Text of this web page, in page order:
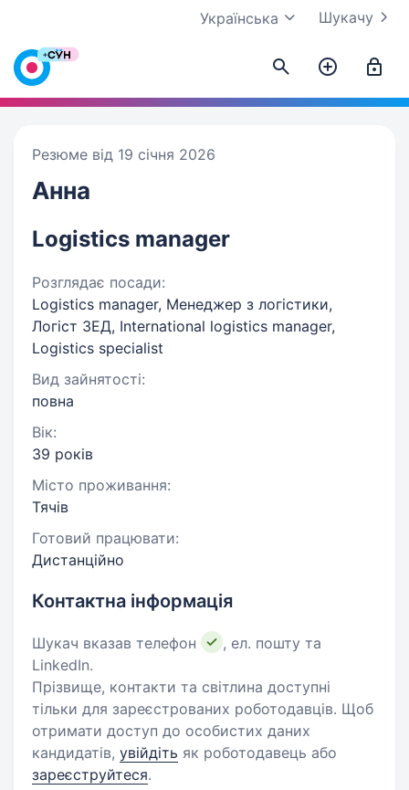
Шукачу
Українська
Резюме від 19 січня 2026
Анна
Logistics manager
Розглядає посади:
Logistics manager, Менеджер з логістики,
Логіст ЗЕД, International logistics manager,
Logistics specialist
Вид зайнятості:
повна
Вік:
39 років
Місто проживання:
Тячів
Готовий працювати:
Дистанційно
Контактна інформація
Шукач вказав телефон
, ел. пошту та
LinkedIn.
Прізвище, контакти та світлина доступні
тільки для зареєстрованих роботодавців. Щоб
отримати доступ до особистих даних
кандидатів, увійдіть як роботодавець або
зареєструйтеся.